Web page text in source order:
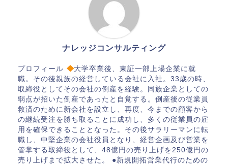
ナレッジコンサルティング
プロフィール
大学卒業後、東証一部上場企業に就
職。その後親族の経営している会社に入社。33歳の時、
取締役としてその会社の倒産を経験。同族企業としての
弱点が招いた倒産であったと自覚する。倒産後の従業員
救済のために新会社を設立し、再度、今までの顧客から
の継続受注を勝ち取ることに成功し、多くの従業員の雇
用を確保できることとなった。その後サラリーマンに転
職し、中堅企業の会社役員となり、経営企画及び営業を
管掌する取締役として、48億円の売り上げを250億円の
売り上げまで拡大させた。 ●新規開拓営業代行のための